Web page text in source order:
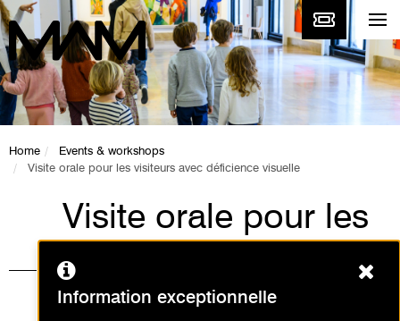
Home
Events & workshops
Visite orale pour les visiteurs avec déficience visuelle
Visite orale pour les
visiteurs avec
déficience visuelle
Information exceptionnelle